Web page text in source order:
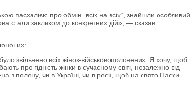
пасхалією про обмін „всіх на всіх“, знайшли особливий
стали закликом до конкретних дій», — сказав
звільнено всіх жінок-військовополонених. Я хочу, щоб
про гідність жінки в сучасному світі, незалежно від
з полону, чи в Україні, чи в росії, щоб на свято Пасхи